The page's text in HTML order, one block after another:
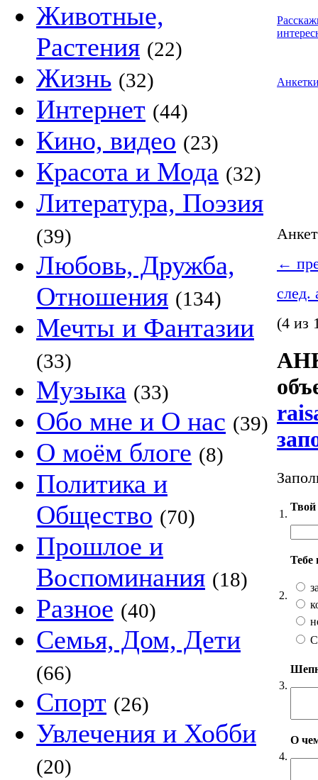
Животные,
Растения (22)
Жизнь (32)
Интернет (44)
Кино, видео (23)
Красота и Мода (32)
Литература, Поэзия
(39)
Любовь, Дружба,
Отношения (134)
Мечты и Фантазии
(33)
Музыка (33)
Обо мне и О нас (39)
О моём блоге (8)
Политика и
Общество (70)
Прошлое и
Воспоминания (18)
Разное (40)
Семья, Дом, Дети
(66)
Спорт (26)
Увлечения и Хобби
(20)
←
след.
(4 из
1.
Твой
2.
Тебе
3.
4.
О